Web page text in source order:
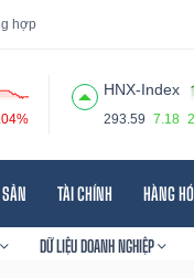
hợp
HNX-Index
293.59 7.18
TÀI CHÍNH HÀNG
DỮ LIỆU DOANH NGHIỆP